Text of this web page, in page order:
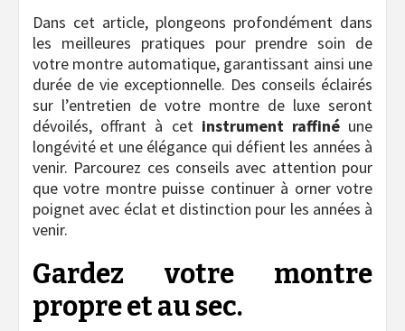
Dans cet article, plongeons profondément dans
les meilleures pratiques pour prendre soin de
votre montre automatique, garantissant ainsi une
durée de vie exceptionnelle. Des conseils éclairés
sur l’entretien de votre montre de luxe seront
dévoilés, offrant à cet instrument raffinéune
longévité et une élégance qui défient les années à
venir. Parcourez ces conseils avec attention pour
que votre montre puisse continuer à orner votre
poignet avec éclat et distinction pour les années à
venir.
Gardez votre montre
propre et au sec.